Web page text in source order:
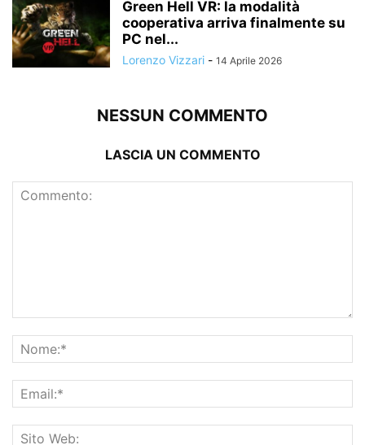
Green Hell VR: la modalità
cooperativa arriva finalmente su
PC nel...
Lorenzo Vizzari - 14 Aprile 2026
NESSUN COMMENTO
LASCIA UN COMMENTO